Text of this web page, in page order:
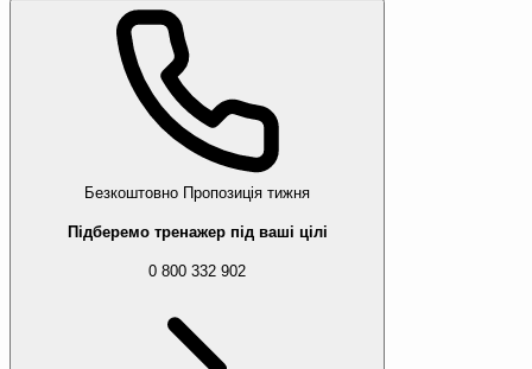
Безкоштовно Пропозиція тижня
Підберемо тренажер під ваші цілі
0 800 332 902